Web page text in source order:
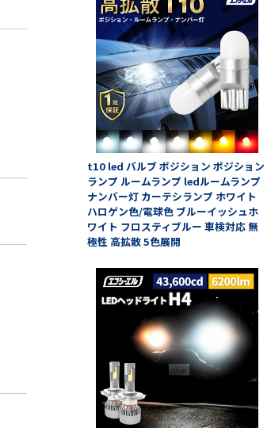
t10 led バルブ ポジション ポジション
ランプ ルームランプ ledルームランプ
ナンバー灯 カーテシランプ ホワイト
ハロゲン色/電球色 ブルーイッシュホ
ワイト フロスティブルー 車検対応 無
極性 高拡散 5色展開